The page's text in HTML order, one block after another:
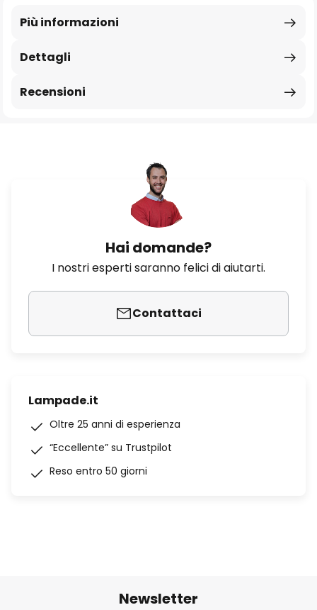
Dettagli
Più informazioni
Recensioni
Hai domande?
I nostri esperti saranno felici di aiutarti.
Contattaci
Lampade.it
Oltre 25 anni di esperienza
“Eccellente” su Trustpilot
Reso entro 50 giorni
Newsletter